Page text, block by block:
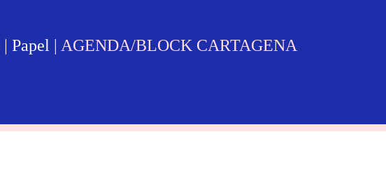
| Papel | AGENDA/BLOCK CARTAGENA